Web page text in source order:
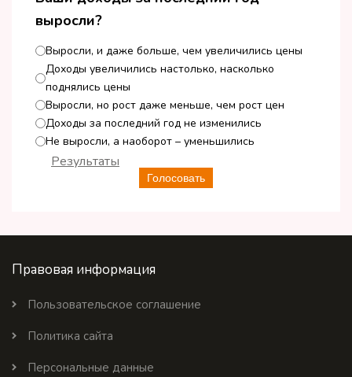
выросли?
Выросли, и даже больше, чем увеличились цены
Доходы увеличились настолько, насколько
поднялись цены
Выросли, но рост даже меньше, чем рост цен
Доходы за последний год не изменились
Не выросли, а наоборот – уменьшились
Голосовать
Результаты
Правовая информация
Пользовательское соглашение
Политика сайта
Персональные данные